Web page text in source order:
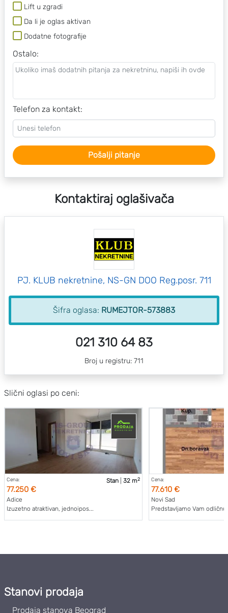
Lift u zgradi
Da li je oglas aktivan
Dodatne fotografije
Ostalo:
Telefon za kontakt:
Pošalji pitanje
Kontaktiraj oglašivača
PJ. KLUB nekretnine, NS-GN DOO Reg.posr. 711
Šifra oglasa: RUMEJTOR-573883
021 310 64 83
Broj u registru: 711
Slični oglasi po ceni:
Cena:
77.250 €
Stan 32 m2
Adice
Izuzetno atraktivan, jednoipos...
Cena:
77.610 €
Novi Sad
Predstavljamo Vam odličnu
Stanovi prodaja
Prodaja stanova Beograd